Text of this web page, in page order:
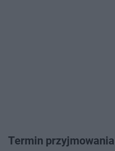
Termin przyjmowania